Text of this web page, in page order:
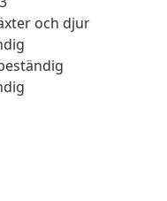
och djur